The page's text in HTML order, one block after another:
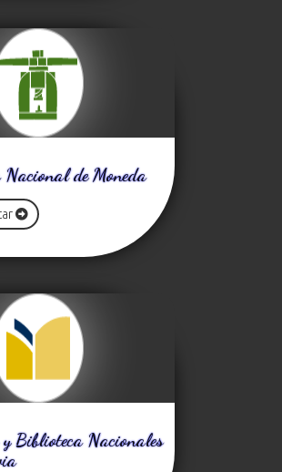
Nacional de Moneda
Biblioteca Nacionales